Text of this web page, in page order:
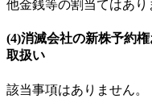
他金銭等の割当てはあり
(4)消滅会社の新株予約
取扱い
該当事項はありません。